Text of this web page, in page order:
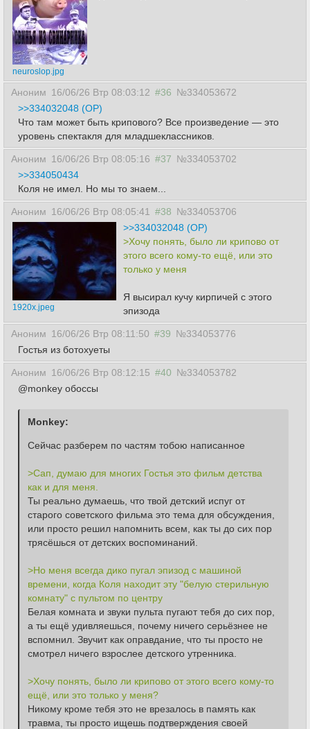
neuroslop.jpg
Аноним 16/06/26 Втр 08:03:12 #36 №334053672
>>334032048 (OP)
Что там может быть крипового? Все произведение — это
уровень спектакля для младшеклассников.
Аноним 16/06/26 Втр 08:05:16 #37 №334053702
>>334050434
Коля не имел. Но мы то знаем...
Аноним 16/06/26 Втр 08:05:41 #38 №334053706
1920x.jpeg
>>334032048 (OP)
>Хочу понять, было ли крипово от
этого всего кому-то ещё, или это
только у меня
Я высирал кучу кирпичей с этого
эпизода
Аноним 16/06/26 Втр 08:11:50 #39 №334053776
Гостья из ботохуеты
Аноним 16/06/26 Втр 08:12:15 #40 №334053782
@monkey обоссы
Сейчас разберем по частям тобою написанное
>Сап, думаю для многих Гостья это фильм детства
как и для меня.
Ты реально думаешь, что твой детский испуг от
старого советского фильма это тема для обсуждения,
или просто решил напомнить всем, как ты до сих пор
трясёшься от детских воспоминаний.
>Но меня всегда дико пугал эпизод с машиной
времени, когда Коля находит эту "белую стерильную
комнату" с пультом по центру
Белая комната и звуки пульта пугают тебя до сих пор,
а ты ещё удивляешься, почему ничего серьёзнее не
вспомнил. Звучит как оправдание, что ты просто не
смотрел ничего взрослее детского утренника.
>Хочу понять, было ли крипово от этого всего кому-то
ещё, или это только у меня?
Никому кроме тебя это не врезалось в память как
травма, ты просто ищешь подтверждения своей